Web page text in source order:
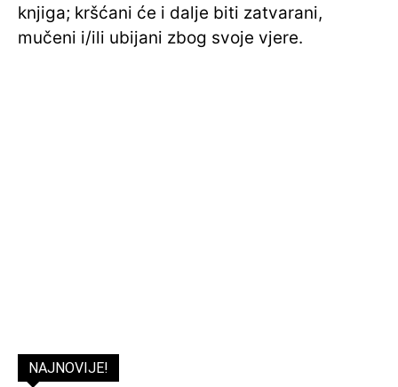
knjiga; kršćani će i dalje biti zatvarani,
mučeni i/ili ubijani zbog svoje vjere.
NAJNOVIJE!